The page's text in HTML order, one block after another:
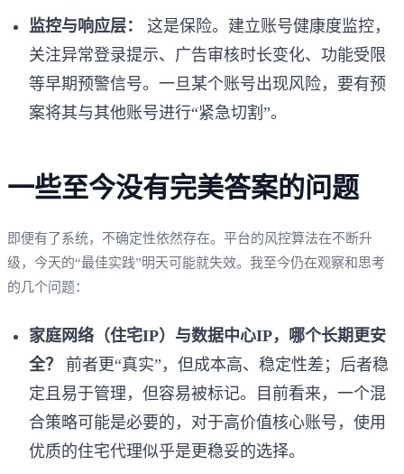
监控与响应层：
这是保险。建立账号健康度监控，
关注异常登录提示、广告审核时长变化、功能受限
等早期预警信号。一旦某个账号出现风险，要有预
案将其与其他账号进行“紧急切割”。
一些至今没有完美答案的问题
即便有了系统，不确定性依然存在。平台的风控算法在不断升
级，今天的“最佳实践”明天可能就失效。我至今仍在观察和思考
的几个问题：
家庭网络（住宅IP）与数据中心IP，哪个长期更安
全？
前者更“真实”，但成本高、稳定性差；后者稳
定且易于管理，但容易被标记。目前看来，一个混
合策略可能是必要的，对于高价值核心账号，使用
优质的住宅代理似乎是更稳妥的选择。